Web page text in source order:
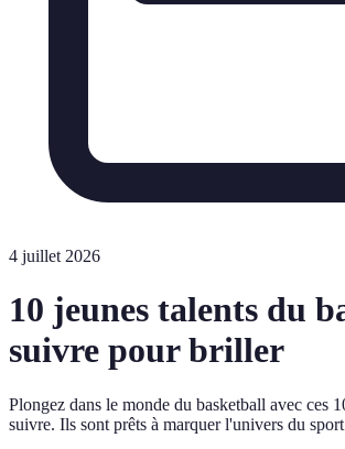
4 juillet 2026
10 jeunes talents du
suivre pour briller
Plongez dans le monde du basketball avec ces
suivre. Ils sont prêts à marquer l'univers du